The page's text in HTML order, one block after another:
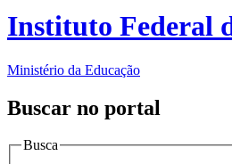
Instituto Federal
Ministério da Educação
Buscar no portal
Busca